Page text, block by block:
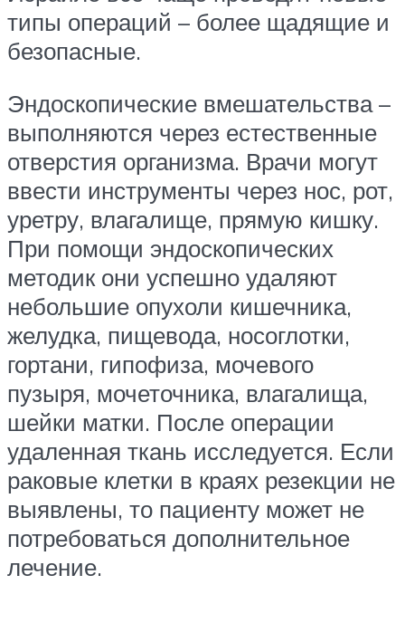
типы операций – более щадящие и
безопасные.
Эндоскопические вмешательства –
выполняются через естественные
отверстия организма. Врачи могут
ввести инструменты через нос, рот,
уретру, влагалище, прямую кишку.
При помощи эндоскопических
методик они успешно удаляют
небольшие опухоли кишечника,
желудка, пищевода, носоглотки,
гортани, гипофиза, мочевого
пузыря, мочеточника, влагалища,
шейки матки. После операции
удаленная ткань исследуется. Если
раковые клетки в краях резекции не
выявлены, то пациенту может не
потребоваться дополнительное
лечение.